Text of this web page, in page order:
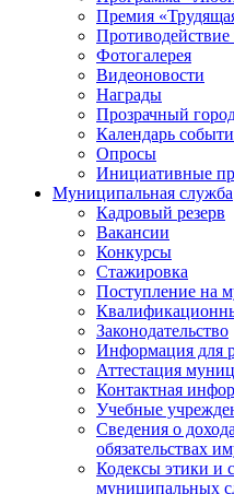
Премия
Фотогалерея
Видеоновости
Награды
Прозрачный
Календарь
Опросы
Инициативные
Муниципальная служба
Кадровый резерв
Вакансии
Конкурсы
Стажировка
Поступление на
Законодательство
Информация для
Аттестация
Контактная
Учебные
Сведения о
обязательствах
Кодексы этики и
муниципальных